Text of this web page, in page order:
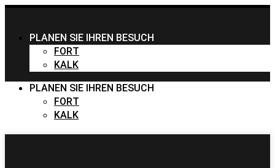
PLANEN SIE IHREN BESUCH
FORT
KALK
PLANEN SIE IHREN BESUCH
FORT
KALK